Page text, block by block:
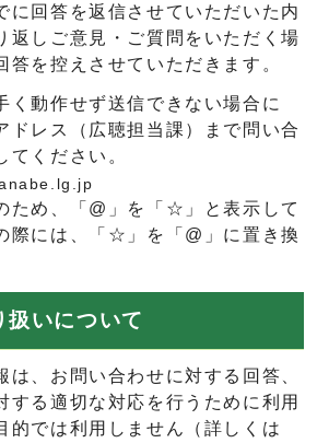
に回答を返信させていただいた内
返しご意見・ご質問をいただく場
答を控えさせていただきます。
く動作せず送信できない場合に
ドレス（広聴担当課）まで問い合
てください。
ため、「@」を「☆」と表示して
際には、「☆」を「@」に置き換
扱いについて
は、お問い合わせに対する回答、
する適切な対応を行うために利用
的では利用しません（詳しくは